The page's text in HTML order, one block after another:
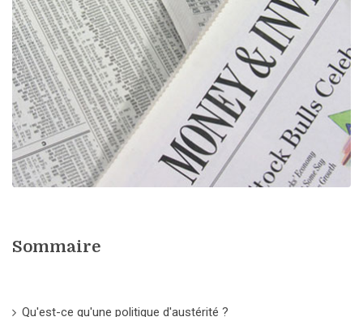
Sommaire
Qu'est-ce qu'une politique d'austérité ?